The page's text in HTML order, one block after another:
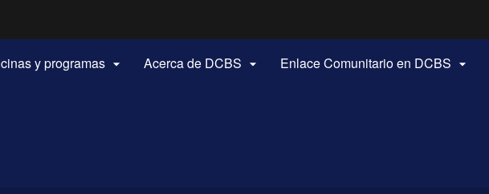
y programas  Acerca de DCBS  Enlace Comunitario en DCBS 